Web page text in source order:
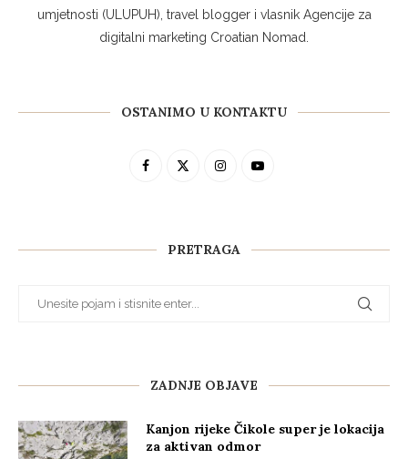
umjetnosti (ULUPUH), travel blogger i vlasnik Agencije za
digitalni marketing Croatian Nomad.
OSTANIMO U KONTAKTU
PRETRAGA
ZADNJE OBJAVE
Kanjon rijeke Čikole super je lokacija
za aktivan odmor